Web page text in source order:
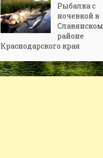
Рыбалка с
ночевкой в
Славянском
районе
Краснодарского края